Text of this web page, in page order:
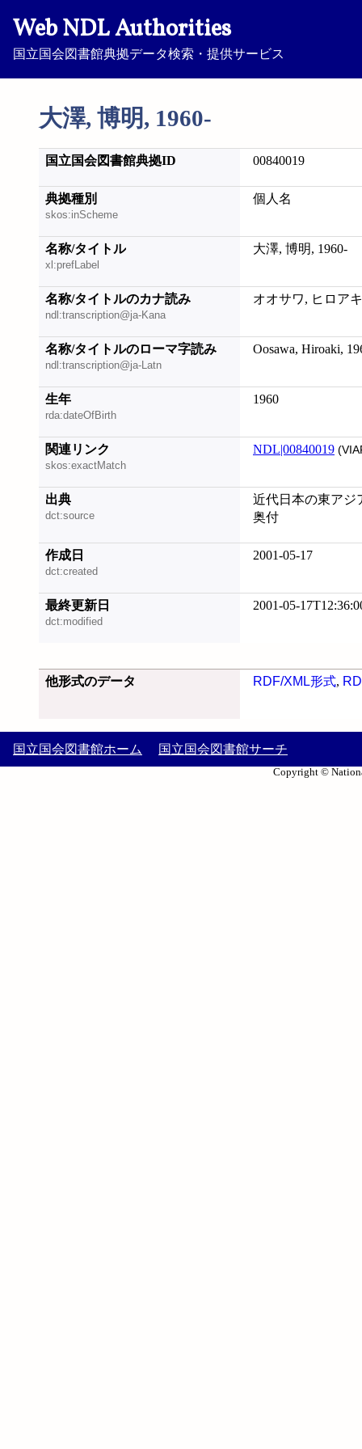
Web NDL Authorities
国立国会図書館典拠データ検索・提供サービス
大澤, 博明, 1960-
国立国会図書館典拠ID 00840019
典拠種別
skos:inScheme
個人名
名称/タイトル
xl:prefLabel
大澤, 博明, 1960-
名称/タイトルのカナ読み
ndl:transcription@ja-Kana
オオサワ, ヒロア
名称/タイトルのローマ字読み
ndl:transcription@ja-Latn
Oosawa, Hiroaki,
生年
rda:dateOfBirth
1960
関連リンク
skos:exactMatch
NDL|00840019
出典
dct:source
近代日本の東アジ
奥付
作成日
dct:created
2001-05-17
最終更新日
dct:modified
2001-05-
他形式のデータ RDF/XML形式,
国立国会図書館ホーム 国立国会図書館サーチ
Copyright ©